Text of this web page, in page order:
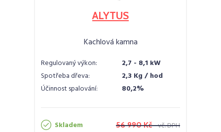
ALYTUS
Kachlová kamna
Regulovaný výkon:
2,7 - 8,1 kW
Spotřeba dřeva:
2,3 Kg / hod
Účinnost spalování:
80,2%
Skladem 56 990 Kč vč. DPH